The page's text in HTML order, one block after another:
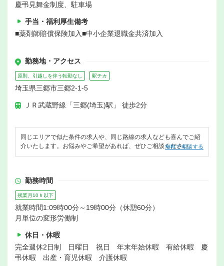
慶弔見舞金制度、駐車場
手当・福利厚生備考
■薬剤師賠償保険加入■中小企業退職金共済加入
勤務地・アクセス
原則、引越しを伴う転勤なし 駅チカ
埼玉県三郷市三郷2-1-5
ＪＲ武蔵野線「三郷(埼玉)駅」 徒歩2分
同じエリアで似た条件の求人や、同じ路線の求人なども喜んでご紹
介いたします。お悩みやご希望があれば、ぜひご相談ください。
無料で相談する
勤務時間
残業月10ｈ以下
就業時間1:09時00分～19時00分（休憩60分）
月単位の変形労働制
休日・休暇
完全週休2日制 日曜日 祝日 年末年始休暇 有給休暇 慶
弔休暇 出産・育児休暇 介護休暇